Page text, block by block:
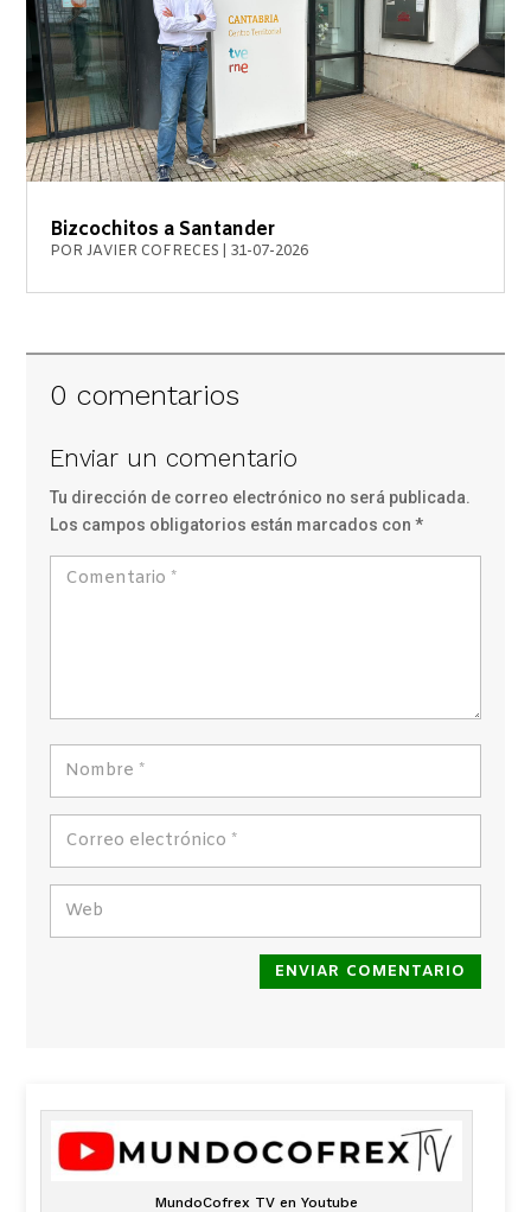
Bizcochitos a Santander
PORJAVIER COFRECES 31-07-2026
0 comentarios
Enviar un comentario
Tu dirección de correo electrónico no será publicada.
Los campos obligatorios están marcados con*
ENVIAR COMENTARIO
MundoCofrex TV en Youtube